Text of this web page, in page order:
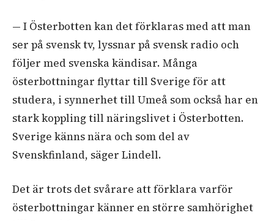
— I Österbotten kan det förklaras med att man
ser på svensk tv, lyssnar på svensk radio och
följer med svenska kändisar. Många
österbottningar flyttar till Sverige för att
studera, i synnerhet till Umeå som också har en
stark koppling till näringslivet i Österbotten.
Sverige känns nära och som del av
Svenskfinland, säger Lindell.
Det är trots det svårare att förklara varför
österbottningar känner en större samhörighet